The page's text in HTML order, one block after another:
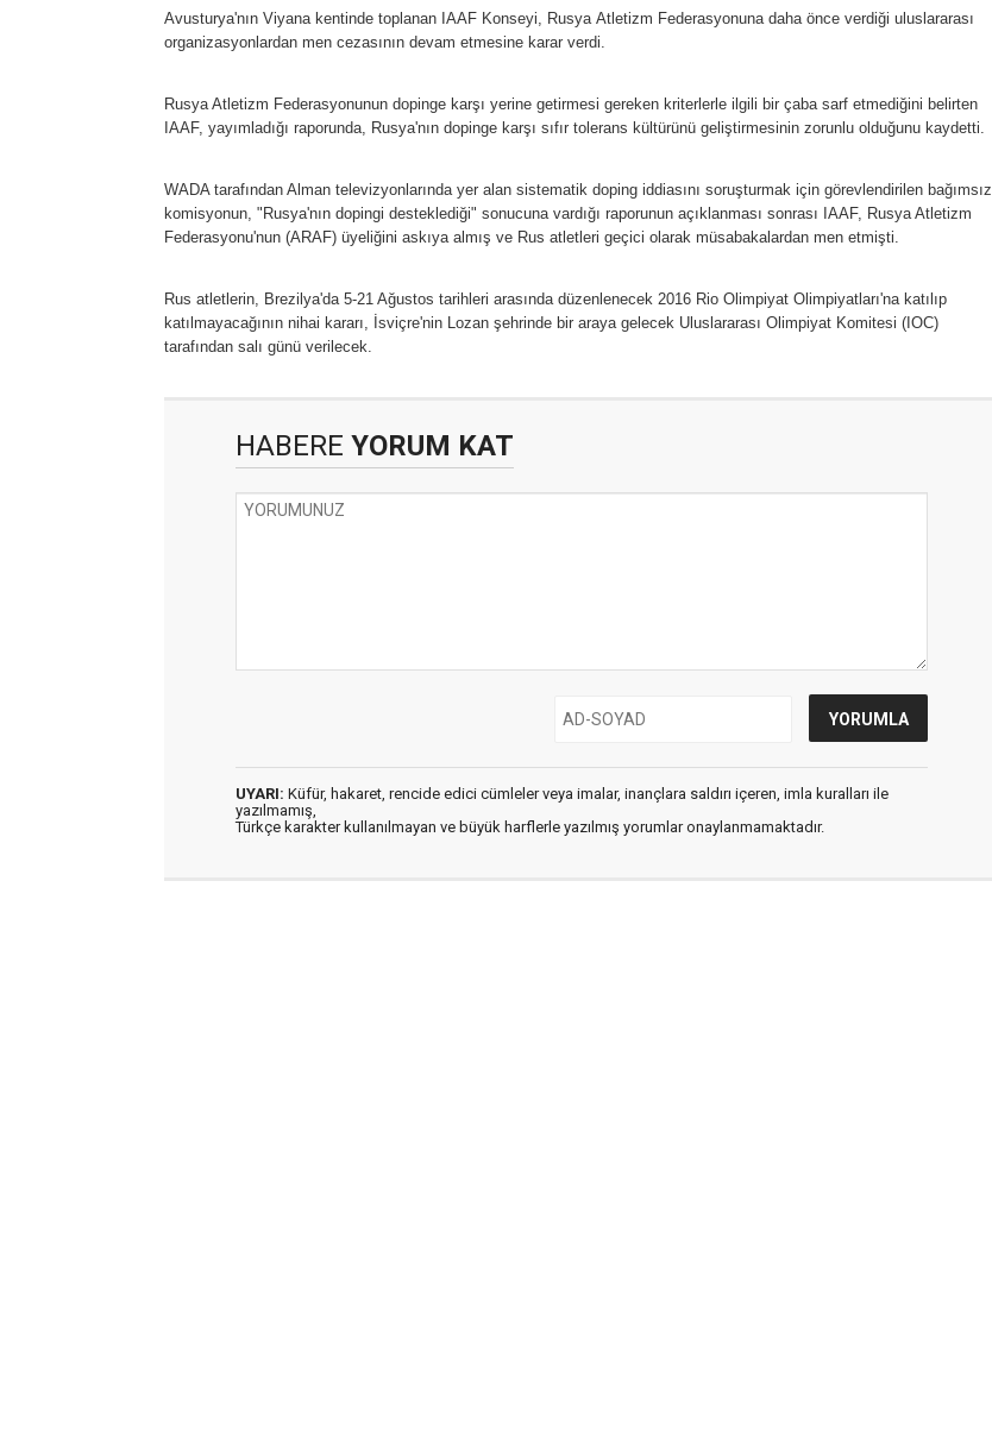
Avusturya'nın Viyana kentinde toplanan IAAF Konseyi, Rusya Atletizm Federasyonuna daha önce verdiği uluslararası
organizasyonlardan men cezasının devam etmesine karar verdi.
Rusya Atletizm Federasyonunun dopinge karşı yerine getirmesi gereken kriterlerle ilgili bir çaba sarf etmediğini belirten
IAAF, yayımladığı raporunda, Rusya'nın dopinge karşı sıfır tolerans kültürünü geliştirmesinin zorunlu olduğunu kaydetti.
WADA tarafından Alman televizyonlarında yer alan sistematik doping iddiasını soruşturmak için görevlendirilen bağımsız
komisyonun, "Rusya'nın dopingi desteklediği" sonucuna vardığı raporunun açıklanması sonrası IAAF, Rusya Atletizm
Federasyonu'nun (ARAF) üyeliğini askıya almış ve Rus atletleri geçici olarak müsabakalardan men etmişti.
Rus atletlerin, Brezilya'da 5-21 Ağustos tarihleri arasında düzenlenecek 2016 Rio Olimpiyat Olimpiyatları'na katılıp
katılmayacağının nihai kararı, İsviçre'nin Lozan şehrinde bir araya gelecek Uluslararası Olimpiyat Komitesi (IOC)
tarafından salı günü verilecek.
HABERE YORUM KAT
UYARI: Küfür, hakaret, rencide edici cümleler veya imalar, inançlara saldırı içeren, imla kuralları ile
yazılmamış,
Türkçe karakter kullanılmayan ve büyük harflerle yazılmış yorumlar onaylanmamaktadır.